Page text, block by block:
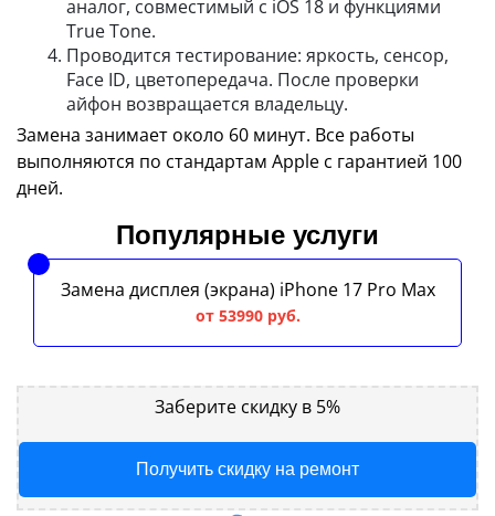
аналог, совместимый с iOS 18 и функциями
True Tone.
Проводится тестирование: яркость, сенсор,
Face ID, цветопередача. После проверки
айфон возвращается владельцу.
Замена занимает около 60 минут. Все работы
выполняются по стандартам Apple с гарантией 100
дней.
Популярные услуги
Замена дисплея (экрана) iPhone 17 Pro Max
от 53990 руб.
Заберите скидку в 5%
Получить скидку на ремонт